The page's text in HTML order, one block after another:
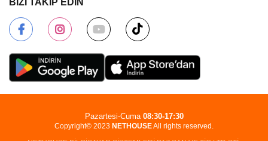
BİZİ TAKİP EDİN
Copyright© 2023 NETHOUSEAll rights reserved.
Pazartesi-Cuma 08:30-17:30